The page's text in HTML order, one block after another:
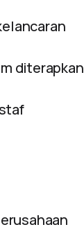
diterapkan